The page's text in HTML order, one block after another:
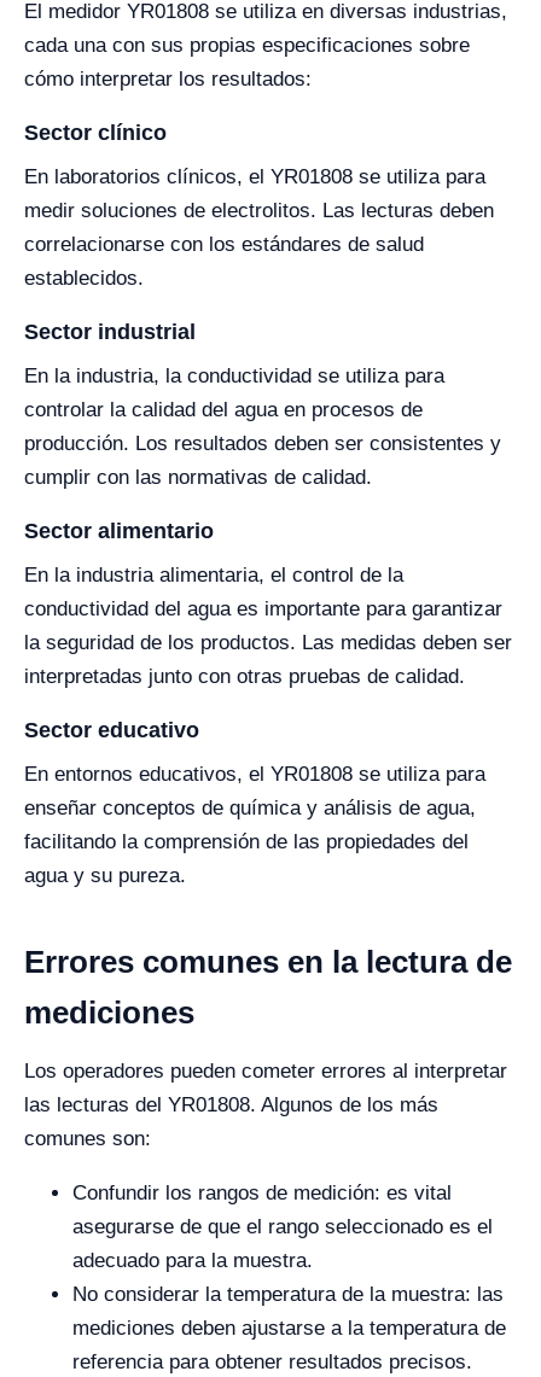
El medidor YR01808 se utiliza en diversas industrias,
cada una con sus propias especificaciones sobre
cómo interpretar los resultados:
Sector clínico
En laboratorios clínicos, el YR01808 se utiliza para
medir soluciones de electrolitos. Las lecturas deben
correlacionarse con los estándares de salud
establecidos.
Sector industrial
En la industria, la conductividad se utiliza para
controlar la calidad del agua en procesos de
producción. Los resultados deben ser consistentes y
cumplir con las normativas de calidad.
Sector alimentario
En la industria alimentaria, el control de la
conductividad del agua es importante para garantizar
la seguridad de los productos. Las medidas deben ser
interpretadas junto con otras pruebas de calidad.
Sector educativo
En entornos educativos, el YR01808 se utiliza para
enseñar conceptos de química y análisis de agua,
facilitando la comprensión de las propiedades del
agua y su pureza.
Errores comunes en la lectura de
mediciones
Los operadores pueden cometer errores al interpretar
las lecturas del YR01808. Algunos de los más
comunes son:
Confundir los rangos de medición: es vital
asegurarse de que el rango seleccionado es el
adecuado para la muestra.
No considerar la temperatura de la muestra: las
mediciones deben ajustarse a la temperatura de
referencia para obtener resultados precisos.